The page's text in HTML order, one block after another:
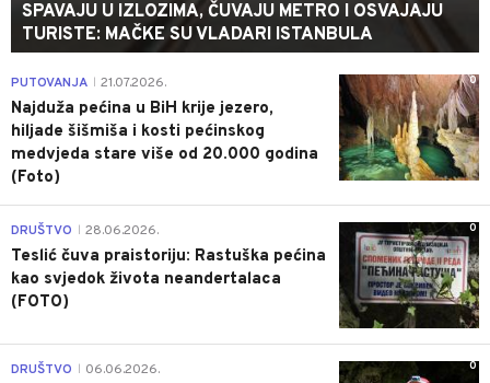
SPAVAJU U IZLOZIMA, ČUVAJU METRO I OSVAJAJU
TURISTE: MAČKE SU VLADARI ISTANBULA
0
PUTOVANJA 21.07.2026.
Najduža pećina u BiH krije jezero,
hiljade šišmiša i kosti pećinskog
medvjeda stare više od 20.000 godina
(Foto)
0
DRUŠTVO 28.06.2026.
Teslić čuva praistoriju: Rastuška pećina
kao svjedok života neandertalaca
(FOTO)
0
DRUŠTVO 06.06.2026.